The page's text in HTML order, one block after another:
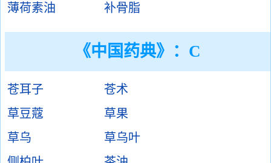
薄荷素油
补骨脂
《中国药典》：C
苍耳子
苍术
草豆蔻
草果
草乌
草乌叶